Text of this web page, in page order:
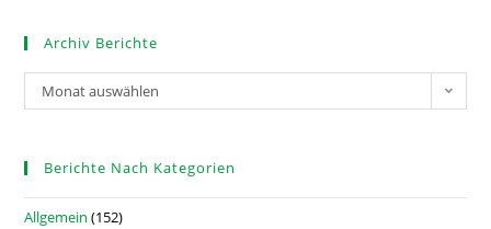
Archiv Berichte
Monat auswählen
Berichte Nach Kategorien
Allgemein (152)